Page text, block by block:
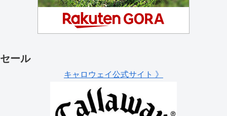
セール
キャロウェイ公式サイト 》